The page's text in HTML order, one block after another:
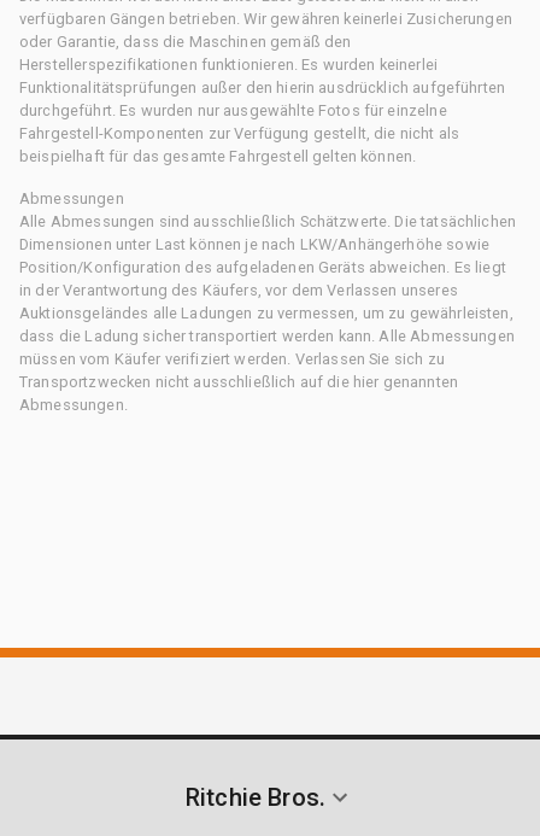
verfügbaren Gängen betrieben. Wir gewähren keinerlei Zusicherungen
oder Garantie, dass die Maschinen gemäß den
Herstellerspezifikationen funktionieren. Es wurden keinerlei
Funktionalitätsprüfungen außer den hierin ausdrücklich aufgeführten
durchgeführt. Es wurden nur ausgewählte Fotos für einzelne
Fahrgestell-Komponenten zur Verfügung gestellt, die nicht als
beispielhaft für das gesamte Fahrgestell gelten können.
Abmessungen
Alle Abmessungen sind ausschließlich Schätzwerte. Die tatsächlichen
Dimensionen unter Last können je nach LKW/Anhängerhöhe sowie
Position/Konfiguration des aufgeladenen Geräts abweichen. Es liegt
in der Verantwortung des Käufers, vor dem Verlassen unseres
Auktionsgeländes alle Ladungen zu vermessen, um zu gewährleisten,
dass die Ladung sicher transportiert werden kann. Alle Abmessungen
müssen vom Käufer verifiziert werden. Verlassen Sie sich zu
Transportzwecken nicht ausschließlich auf die hier genannten
Abmessungen.
Ritchie Bros.